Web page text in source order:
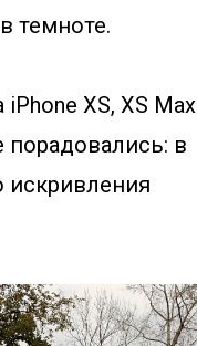
темноте.
XS, XS Max
в
искривления